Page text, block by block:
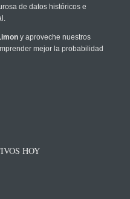
de datos históricos e
y aproveche nuestros
mejor la probabilidad
HOY